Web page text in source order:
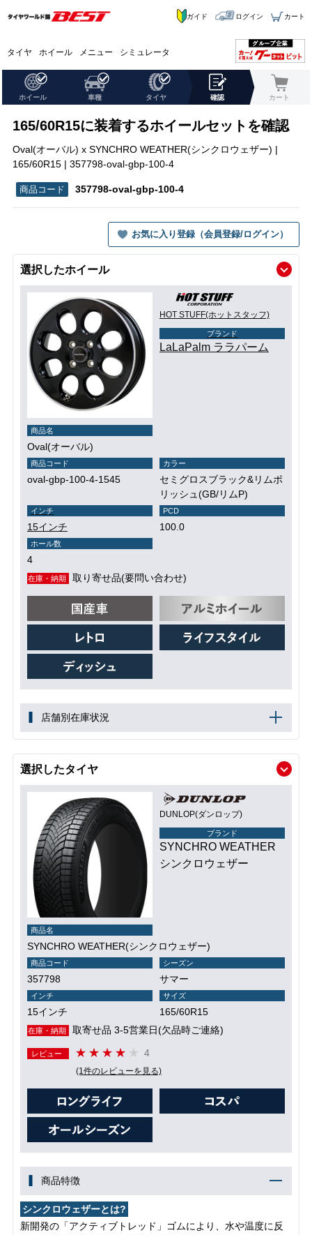
タイヤ ホイール メニュー シミュレータ
ガイド ログイン カート
ホイール 車種 タイヤ 確認 カート
165/60R15に装着するホイールセットを確認
Oval(オーバル) x SYNCHRO WEATHER(シンクロウェザー) |
165/60R15 | 357798-oval-gbp-100-4
357798-oval-gbp-100-4
お気に入り登録（会員登録/ログイン）
選択したホイール
HOT STUFF(ホットスタッフ)
ブランド
LaLaPalm ララパーム
商品名
Oval(オーバル)
商品コード
oval-gbp-100-4-1545
カラー
セミグロスブラック&リムポ
リッシュ(GB/リムP)
インチ
15インチ
PCD
100.0
ホール数
4
在庫・納期 取り寄せ品(要問い合わせ)
店舗別在庫状況
選択したタイヤ
DUNLOP(ダンロップ)
ブランド
SYNCHRO WEATHER
シンクロウェザー
商品名
SYNCHRO WEATHER(シンクロウェザー)
商品コード
357798
シーズン
サマー
インチ
15インチ
サイズ
165/60R15
在庫・納期 取寄せ品 3-5営業日(欠品時ご連絡)
レビュー 4
(1件のレビューを見る)
商品特徴
シンクロウェザーとは?
新開発の「アクティブトレッド」ゴムにより、水や温度に反